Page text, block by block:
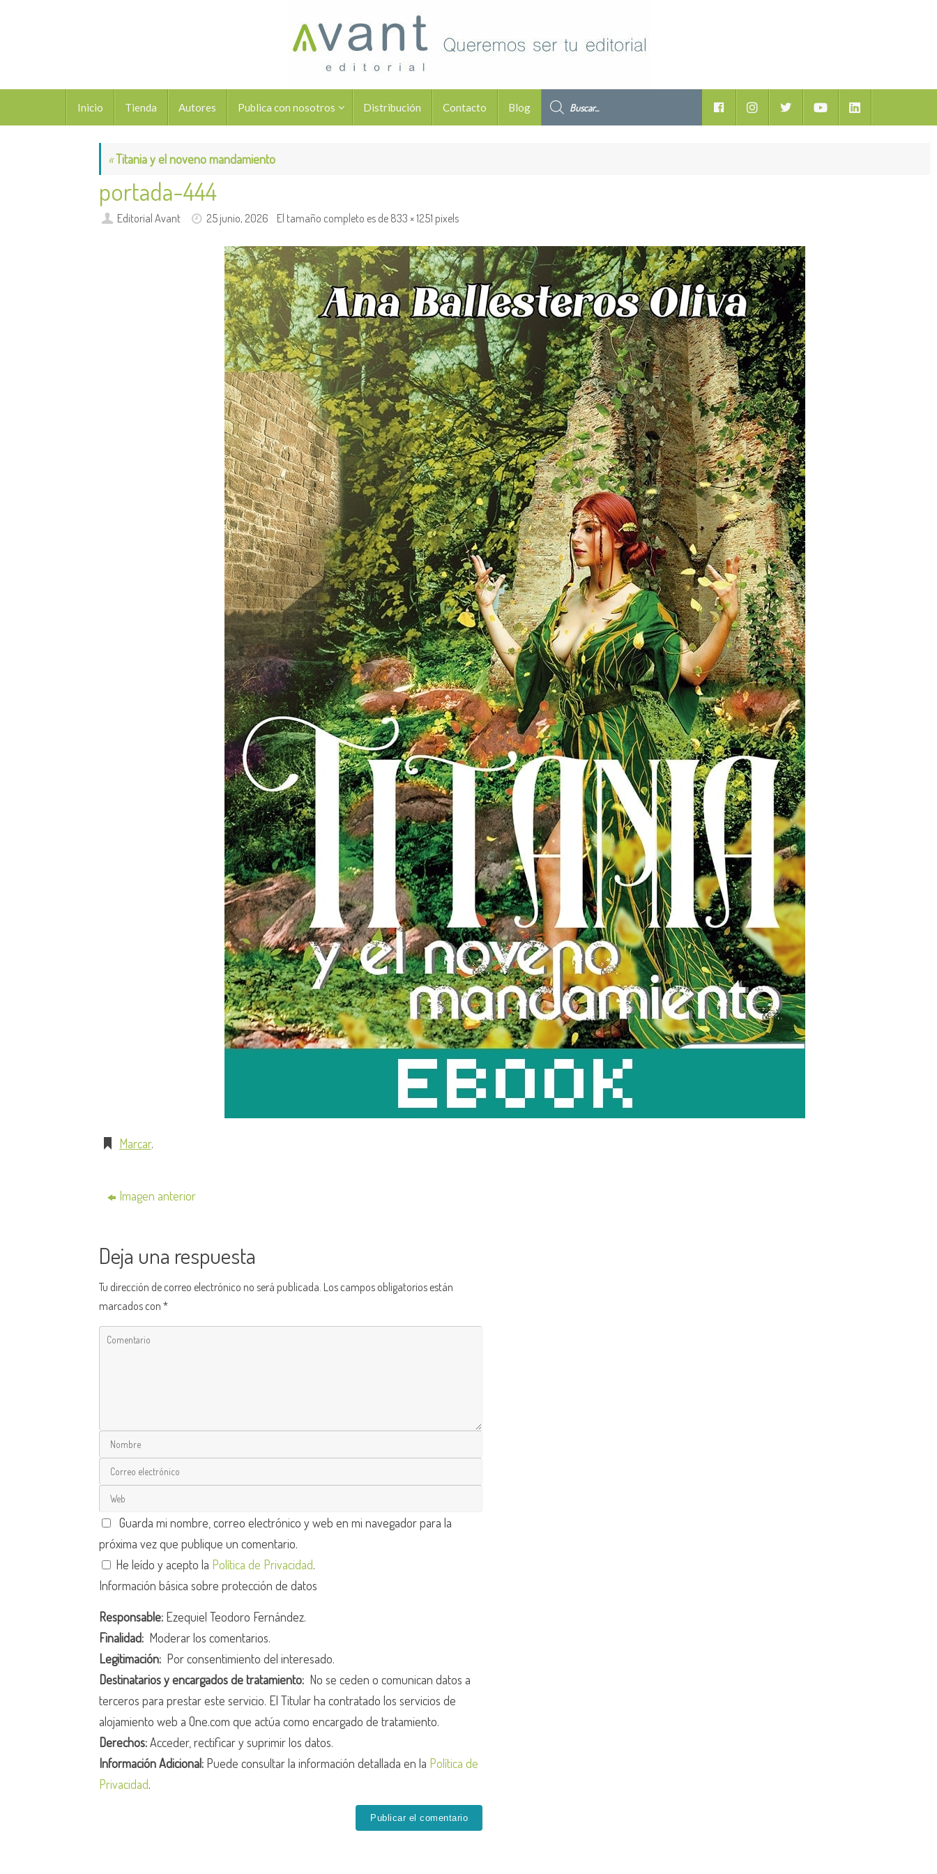
contenido
Inicio Tienda Autores Publica con nosotros Distribución Contacto Blog
Facebook YoutubeLinkedIn
«Titania y el noveno mandamiento
portada-444
Editorial Avant 25 junio, 2026 El tamaño completo es de833 × 1251 pixels
Marcar.
Imagen anterior
Deja una respuesta
Tu dirección de correo electrónico no será publicada. Los campos obligatorios están
marcados con*
Guarda mi nombre, correo electrónico y web en mi navegador para la
próxima vez que publique un comentario.
He leído y acepto la Política de Privacidad.
Información básica sobre protección de datos
Responsable: Ezequiel Teodoro Fernández.
Finalidad: Moderar los comentarios.
Legitimación: Por consentimiento del interesado.
Destinatarios y encargados de tratamiento: No se ceden o comunican datos a
terceros para prestar este servicio. El Titular ha contratado los servicios de
alojamiento web a One.com que actúa como encargado de tratamiento.
Derechos:Acceder, rectificar y suprimir los datos.
Información Adicional: Puede consultar la información detallada en la Política de
Privacidad.